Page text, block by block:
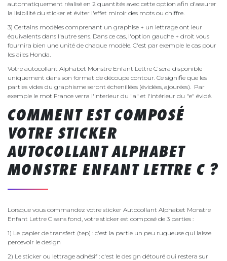
automatiquement réalisé en 2 quantités avec cette option afin d'assurer
la lisibilité du sticker et éviter l'effet miroir des mots ou chiffre.
3) Certains modèles comprenant un graphise + un lettrage ont leur
équivalents dans l'autre sens. Dans ce cas, l'option gauche + droit vous
fournira bien une unité de chaque modèle. C'est par exemple le cas pour
les ailes Honda.
Votre autocollant Alphabet Monstre Enfant Lettre C sera disponible
uniquement dans son format de découpe contour. Ce signifie que les
parties vides du graphisme seront échenillées (évidées, ajourées). Par
exemple le mot France verra l'interieur du "a" et l'intérieur du "e" évidé.
COMMENT EST COMPOSÉ
VOTRE STICKER
AUTOCOLLANT ALPHABET
MONSTRE ENFANT LETTRE C ?
Lorsque vous commandez votre sticker Autocollant Alphabet Monstre
Enfant Lettre C sans fond, votre sticker est composé de 3 parties :
1) Le papier de transfert (tep) : c'est la partie un peu rugueuse qui laisse
percevoir le design
2) Le sticker ou lettrage adhésif : c'est le design détouré qui restera sur